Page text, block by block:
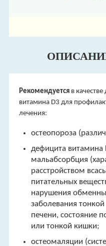
Рекомендуется в
витамина D3 для
лечения:
остеопороза
дефицита витамина
мальабсорбция
расстройством
питательных
нарушения
заболевания
печени, состояние
или тонкой кишки;
остеомаляции